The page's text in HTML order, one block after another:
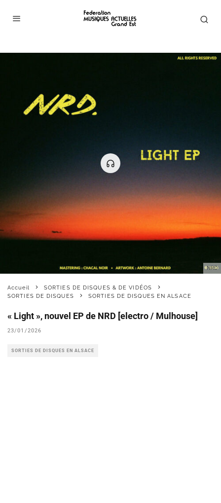
NRD
Accueil
SORTIES DE DISQUES & DE VIDÉOS
SORTIES DE DISQUES
SORTIES DE DISQUES EN ALSACE
« Light », nouvel EP de NRD [electro / Mulhouse]
23/01/2026
SORTIES DE DISQUES EN ALSACE